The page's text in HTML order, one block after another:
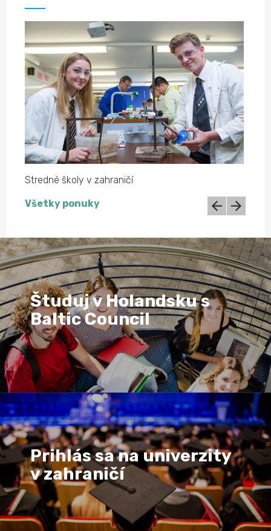
Stredné školy v zahraničí
Všetky ponuky
Študuj v Holandsku s
Baltic Council
Prihlás sa na univerzity
v zahraničí